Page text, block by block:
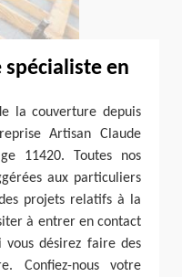
en
la couverture depuis
Artisan Claude
11420. Toutes nos
aux particuliers
projets relatifs à la
à entrer en contact
désirez faire des
Confiez-nous votre